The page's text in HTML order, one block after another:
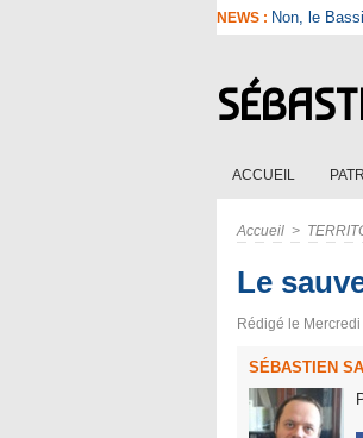
NEWS : Non, le
ACCUEIL
Accueil >
Le
Rédigé le
SÉBASTIEN